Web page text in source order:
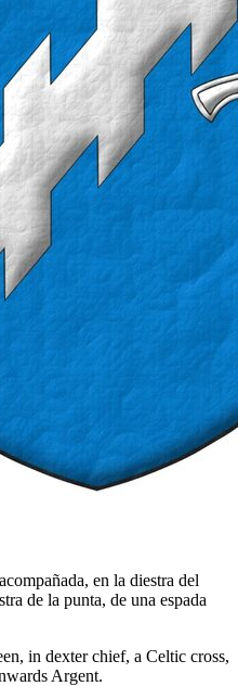
en la diestra del
de la punta, de una espada
in dexter chief, a Celtic cross,
Argent.